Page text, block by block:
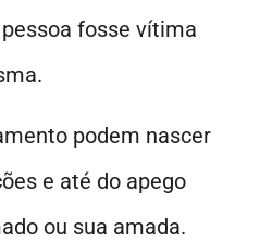
fosse vítima
podem nascer
e até do apego
ou sua amada.